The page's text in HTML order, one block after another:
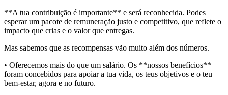
**A tua contribuição é importante** e será reconhecida. Podes
esperar um pacote de remuneração justo e competitivo, que reflete o
impacto que crias e o valor que entregas.
Mas sabemos que as recompensas vão muito além dos números.
• Oferecemos mais do que um salário. Os **nossos benefícios**
foram concebidos para apoiar a tua vida, os teus objetivos e o teu
bem-estar, agora e no futuro.